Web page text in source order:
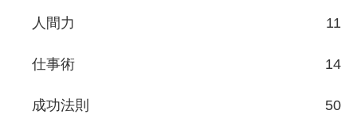
人間力 11
仕事術 14
成功法則 50